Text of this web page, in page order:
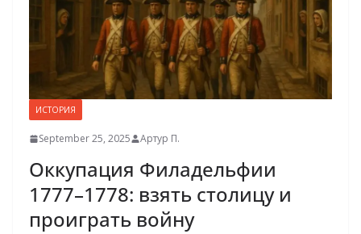
ИСТОРИЯ
September 25, 2025 Артур П.
Оккупация Филадельфии
1777–1778: взять столицу и
проиграть войну